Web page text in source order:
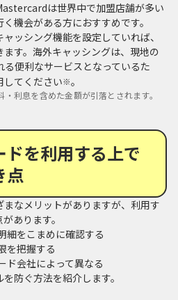
は世界中で加盟店舗が多い
機会がある方におすすめです。
ッシング機能を設定していれば、
す。海外キャッシングは、現地の
便利なサービスとなっているた
してください※。
利息を含めた金額が引落とされます。
を利用する上で
点
なメリットがありますが、利用す
あります。
細をこまめに確認する
を把握する
ド会社によって異なる
防ぐ方法を紹介します。